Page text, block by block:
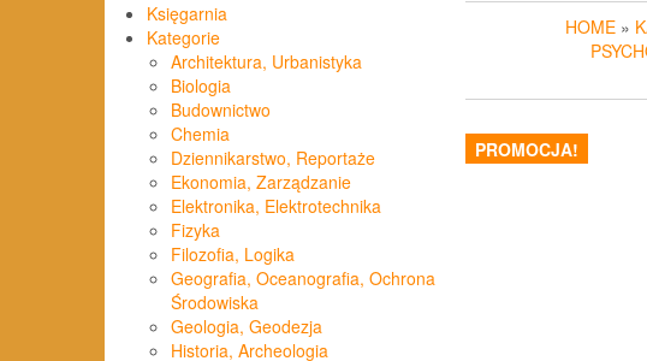
Księgarnia
Kategorie
Architektura, Urbanistyka
Biologia
Budownictwo
Chemia
Dziennikarstwo, Reportaże
Ekonomia, Zarządzanie
Elektronika, Elektrotechnika
Fizyka
Filozofia, Logika
Geografia, Oceanografia, Ochrona
Środowiska
Geologia, Geodezja
Historia, Archeologia
HOME »
PROMOCJA!